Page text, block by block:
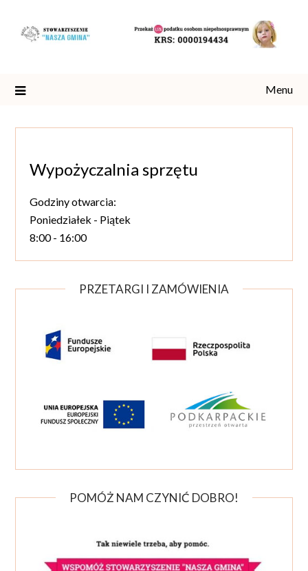
content
Menu
Wypożyczalnia sprzętu
Godziny otwarcia:
Poniedziałek - Piątek
8:00 - 16:00
PRZETARGI I ZAMÓWIENIA
POMÓŻ NAM CZYNIĆ DOBRO!